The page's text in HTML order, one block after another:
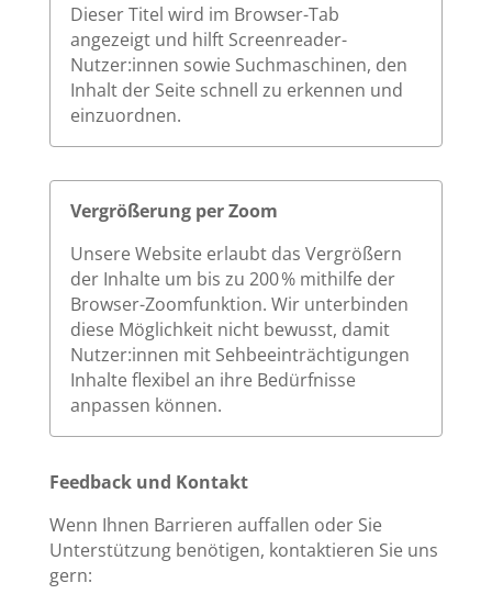
Dieser Titel wird im Browser-Tab
angezeigt und hilft Screenreader-
Nutzer:innen sowie Suchmaschinen, den
Inhalt der Seite schnell zu erkennen und
einzuordnen.
Vergrößerung per Zoom
Unsere Website erlaubt das Vergrößern
der Inhalte um bis zu 200 % mithilfe der
Browser-Zoomfunktion. Wir unterbinden
diese Möglichkeit nicht bewusst, damit
Nutzer:innen mit Sehbeeinträchtigungen
Inhalte flexibel an ihre Bedürfnisse
anpassen können.
Feedback und Kontakt
Wenn Ihnen Barrieren auffallen oder Sie
Unterstützung benötigen, kontaktieren Sie uns
gern: